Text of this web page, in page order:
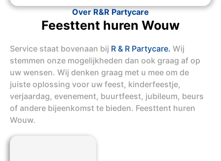
Over R&R Partycare
Feesttent huren Wouw
Service staat bovenaan bij R & R Partycare. Wij
stemmen onze mogelijkheden dan ook graag af op
uw wensen. Wij denken graag met u mee om de
juiste oplossing voor uw feest, kinderfeestje,
verjaardag, evenement, buurtfeest, jubileum, beurs
of andere bijeenkomst te bieden. Feesttent huren
Wouw.